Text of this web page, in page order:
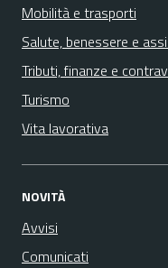
Mobilità e trasporti
Salute, benessere e
Tributi, finanze e
Turismo
Vita lavorativa
NOVITÀ
Avvisi
Comunicati